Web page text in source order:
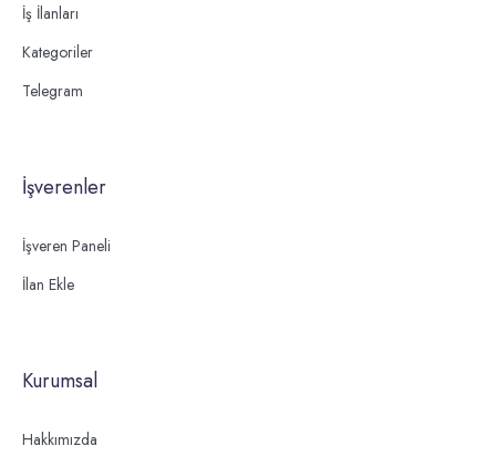
İş İlanları
Kategoriler
Telegram
İşverenler
İşveren Paneli
İlan Ekle
Kurumsal
Hakkımızda